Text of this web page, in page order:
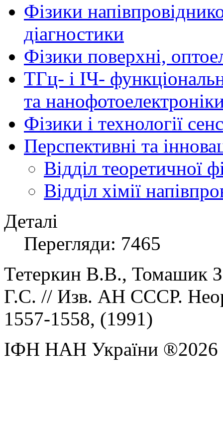
Фізики
діагностики
Фізики поверхні,
ТГц- і ІЧ-
та
Фізики і технології
Перспективні та
Відділ теоретичної
Відділ хімії
Деталі
Перегляди: 7465
Тетеркин В.В., Томашик
Г.С. // Изв. АН СССР.
1557-1558, (1991)
ІФН НАН України ®2026